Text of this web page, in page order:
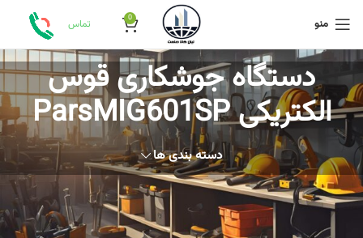
منو 0 تماس
دستگاه جوشکاری قوس
الکتریکی ParsMIG601SP
دسته بندی ها
خانه